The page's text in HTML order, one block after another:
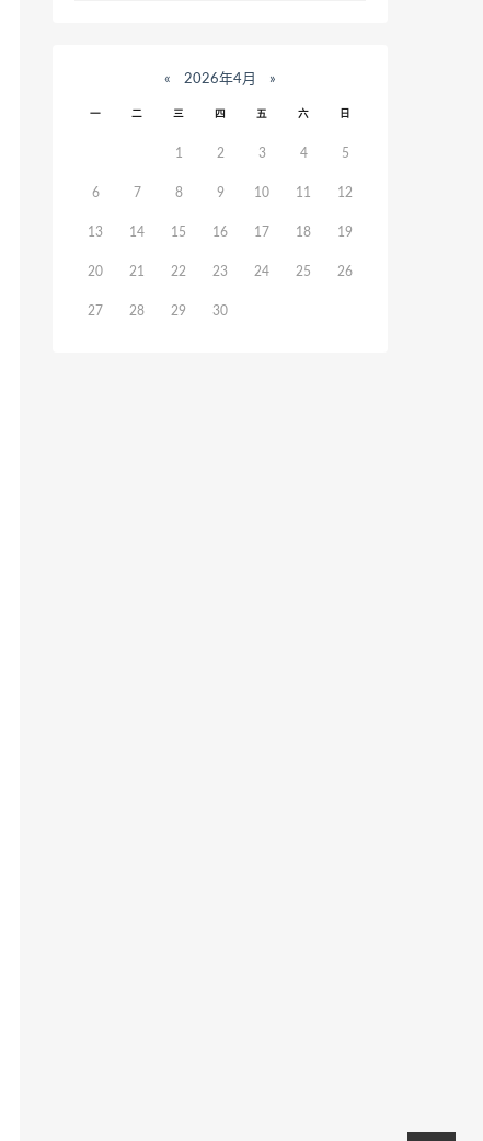
« 2026年4月 »
一 二 三 四 五 六 日
1 2 3 4 5
6 7 8 9 10 11 12
13 14 15 16 17 18 19
20 21 22 23 24 25 26
27 28 29 30